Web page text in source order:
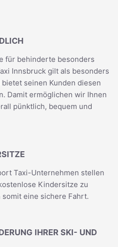
für behinderte besonders
Innsbruck gilt als besonders
seinen Kunden diesen
Damit ermöglichen wir Ihnen
pünktlich, bequem und
Taxi-Unternehmen stellen
Kindersitze zu
eine sichere Fahrt.
IHRER SKI- UND